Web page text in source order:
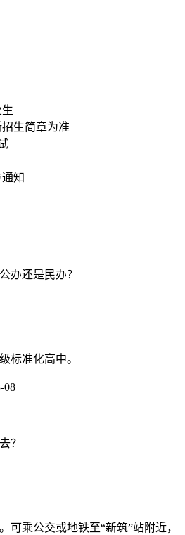
生简章为准
知
办还是民办？
标准化高中。
08
？
可乘公交或地铁至“新筑”站附近，